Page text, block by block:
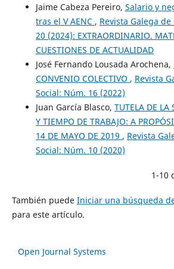
Jaime Cabeza Pereiro, Salario y
tras el V AENC , Revista Galega
20 (2024): EXTRAORDINARIO.
CUESTIONES DE ACTUALIDAD
José Fernando Lousada Arochena,
CONVENIO COLECTIVO , Revista
Social: Núm. 16 (2022)
Juan García Blasco, TUTELA DE LA
Y TIEMPO DE TRABAJO: A
14 DE MAYO DE 2019 , Revista
Social: Núm. 10 (2020)
1-10
También puede Iniciar una búsqueda
para este artículo.
Open Journal Systems